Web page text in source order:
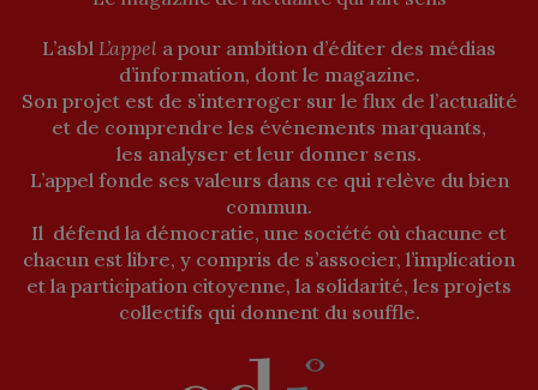
L’asbl L’appel a pour ambition d’éditer des médias
d’information, dont le magazine.
Son projet est de s’interroger sur le flux de l’actualité
et de comprendre les événements marquants,
les analyser et leur donner sens.
L’appel fonde ses valeurs dans ce qui relève du bien
commun.
Il défend la démocratie, une société où chacune et
chacun est libre, y compris de s’associer, l’implication
et la participation citoyenne, la solidarité, les projets
collectifs qui donnent du souffle.